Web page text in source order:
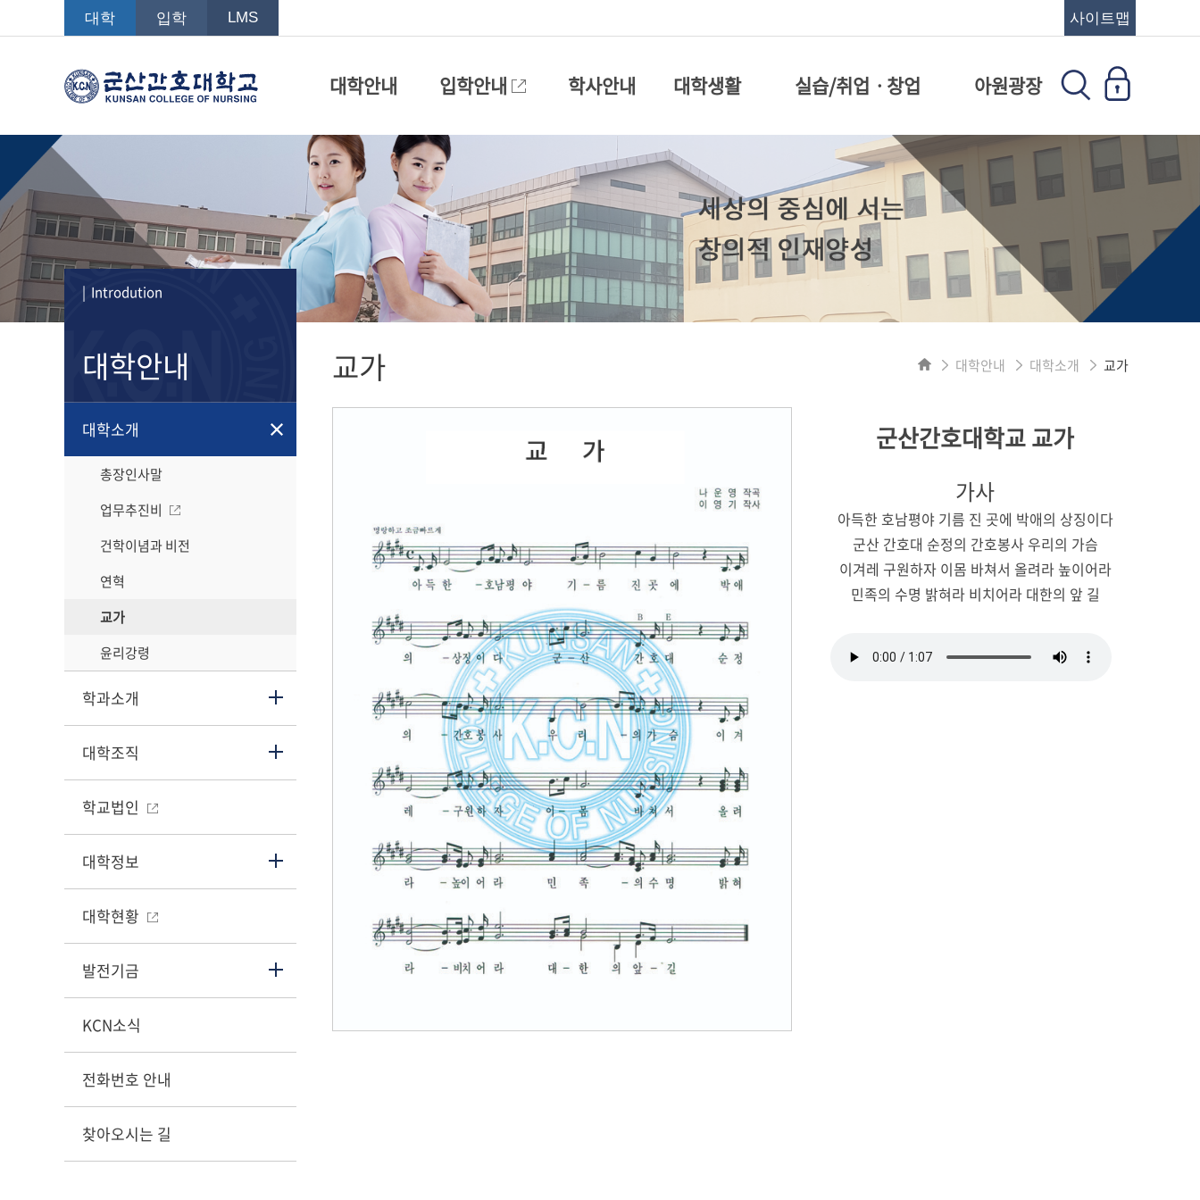
대학 입학 LMS 사이트맵
대학안내 입학안내 학사안내 대학생활 실습/취업ㆍ창업 아원광장
| Introdution
대학안내
대학소개
총장인사말
업무추진비
건학이념과 비전
연혁
교가
윤리강령
학과소개
대학조직
학교법인
대학정보
대학현황
발전기금
KCN소식
전화번호 안내
찾아오시는 길
교가 대학안내 대학소개 교가
군산간호대학교 교가
가사
아득한 호남평야 기름 진 곳에 박애의 상징이다
군산 간호대 순정의 간호봉사 우리의 가슴
이겨레 구원하자 이몸 바쳐서 올려라 높이어라
민족의 수명 밝혀라 비치어라 대한의 앞 길